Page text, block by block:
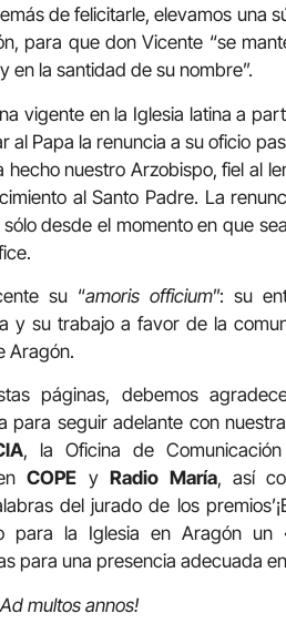
de felicitarle, elevamos una
para que don Vicente “se
en la santidad de su nombre”.
vigente en la Iglesia latina a
al Papa la renuncia a su oficio
hecho nuestro Arzobispo, fiel al
al Santo Padre. La
desde el momento en que
su “amoris officium”: su
y su trabajo a favor de la
Aragón.
páginas, debemos
para seguir adelante con
, la Oficina de
enCOPE yRadio María, así
del jurado de los
para la Iglesia en Aragón un
para una presencia adecuada
Ad multos annos!